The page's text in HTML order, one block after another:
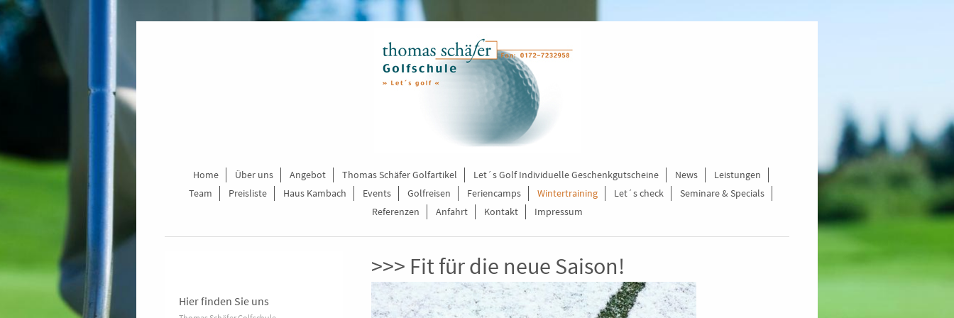
Home Über uns Angebot Thomas Schäfer Golfartikel Let´s Golf Individuelle Geschenkgutscheine News
Leistungen
Team
Preisliste Haus Kambach Events Golfreisen Feriencamps Wintertraining Let´s check
Seminare & Specials
Referenzen
Anfahrt Kontakt Impressum
>>> Fit für die neue Saison!
Hier finden Sie uns